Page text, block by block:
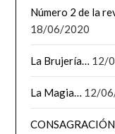
Número 2 de la
18/06/2020
La Brujería… 12/
La Magia… 12/